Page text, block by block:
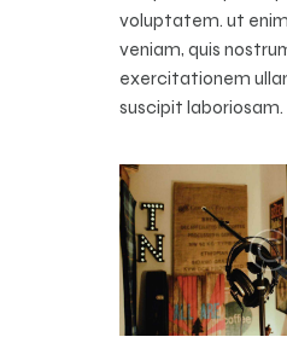
voluptatem. ut
veniam, quis
exercitationem
suscipit laboriosam.